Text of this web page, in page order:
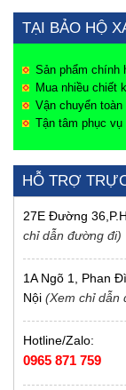
TẠI BẢO HỘ
Sản phẩm chính
Mua nhiều chiết
Vận chuyển toàn
Tận tâm phục vụ
HỖ TRỢ
27E Đường
chỉ dẫn đường đi)
1A Ngõ 1, Phan
Nội (Xem chỉ dẫn
Hotline/Zalo:
0965 871 759